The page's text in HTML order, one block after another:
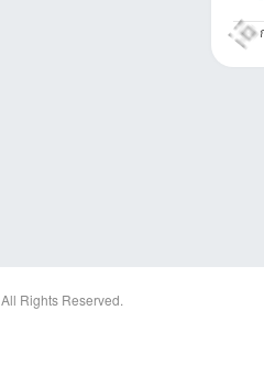
All Rights Reserved.